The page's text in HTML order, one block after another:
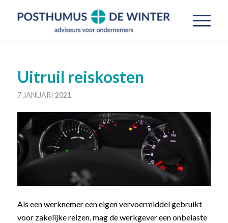
Uitruil reiskosten
7 JANUARI 2021
Als een werknemer een eigen vervoermiddel gebruikt
voor zakelijke reizen, mag de werkgever een onbelaste